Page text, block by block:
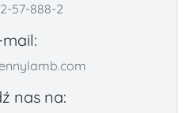
57-888-2
mail:
nas na: